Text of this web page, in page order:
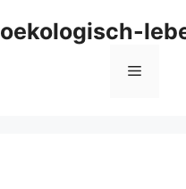
oekologisch-
Menü